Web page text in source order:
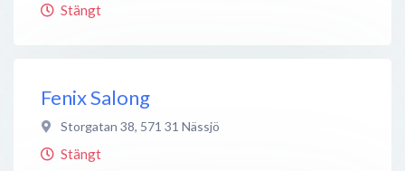
Stängt
Fenix Salong
Storgatan 38, 571 31 Nässjö
Stängt